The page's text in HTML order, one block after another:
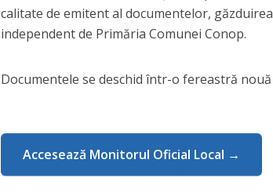
calitate de emitent al documentelor,
independent de Primăria Comunei Conop.
Documentele se deschid într-o fereastră
Accesează Monitorul Oficial Local →